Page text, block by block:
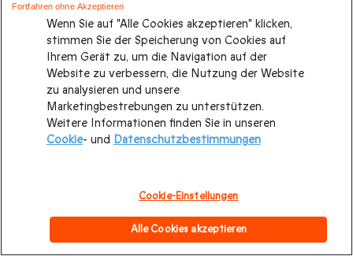
Wenn Sie auf "Alle Cookies akzeptieren" klicken,
stimmen Sie der Speicherung von Cookies auf
Ihrem Gerät zu, um die Navigation auf der
Website zu verbessern, die Nutzung der Website
zu analysieren und unsere
Marketingbestrebungen zu unterstützen.
Weitere Informationen finden Sie in unseren
Cookie- und Datenschutzbestimmungen
Cookie-Einstellungen
Alle Cookies akzeptieren
Fortfahren ohne Akzeptieren